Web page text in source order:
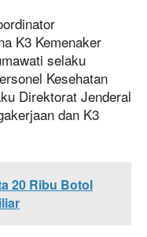
K3 Kemenaker
selaku
Kesehatan
Direktorat Jenderal
dan K3
20 Ribu Botol